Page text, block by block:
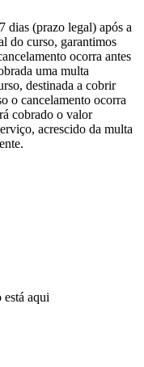
dias (prazo legal) após a
do curso, garantimos
ocorra antes
uma multa
destinada a cobrir
o cancelamento ocorra
cobrado o valor
acrescido da multa
aqui